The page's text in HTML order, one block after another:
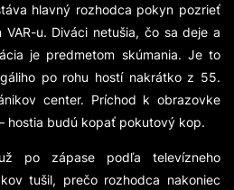
hlavný rozhodca pokyn pozrieť
u. Diváci netušia, čo sa deje a
je predmetom skúmania. Je to
po rohu hostí nakrátko z 55.
center. Príchod k obrazovke
hostia budú kopať pokutový kop.
po zápase podľa televízneho
tušil, prečo rozhodca nakoniec